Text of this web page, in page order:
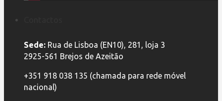
Sede: Rua de Lisboa (EN10), 281, loja 3
2925-561 Brejos de Azeitão
+351 918 038 135 (chamada para rede móvel
nacional)